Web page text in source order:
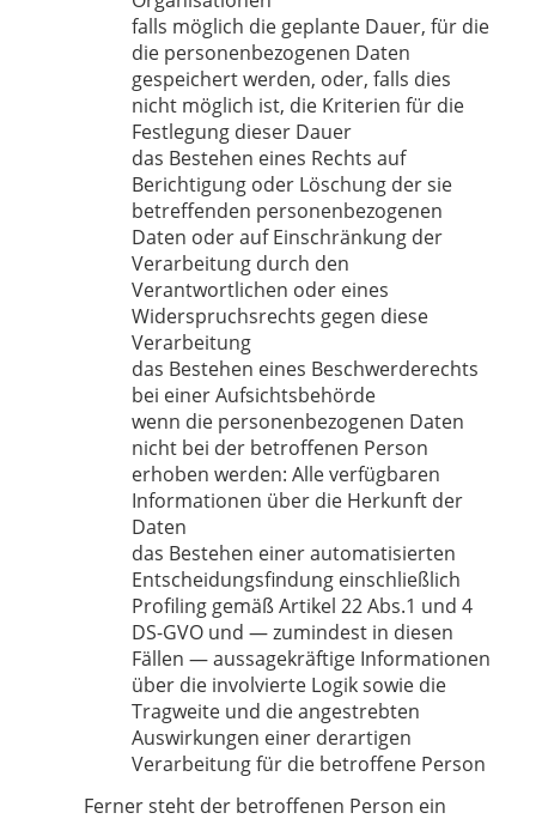
falls möglich die geplante Dauer, für die
die personenbezogenen Daten
gespeichert werden, oder, falls dies
nicht möglich ist, die Kriterien für die
Festlegung dieser Dauer
das Bestehen eines Rechts auf
Berichtigung oder Löschung der sie
betreffenden personenbezogenen
Daten oder auf Einschränkung der
Verarbeitung durch den
Verantwortlichen oder eines
Widerspruchsrechts gegen diese
Verarbeitung
das Bestehen eines Beschwerderechts
bei einer Aufsichtsbehörde
wenn die personenbezogenen Daten
nicht bei der betroffenen Person
erhoben werden: Alle verfügbaren
Informationen über die Herkunft der
Daten
das Bestehen einer automatisierten
Entscheidungsfindung einschließlich
Profiling gemäß Artikel 22 Abs.1 und 4
DS-GVO und — zumindest in diesen
Fällen — aussagekräftige Informationen
über die involvierte Logik sowie die
Tragweite und die angestrebten
Auswirkungen einer derartigen
Verarbeitung für die betroffene Person
Ferner steht der betroffenen Person ein